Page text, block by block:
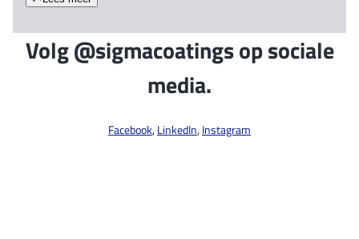
Volg @sigmacoatings op sociale
media.
Facebook,LinkedIn,Instagram